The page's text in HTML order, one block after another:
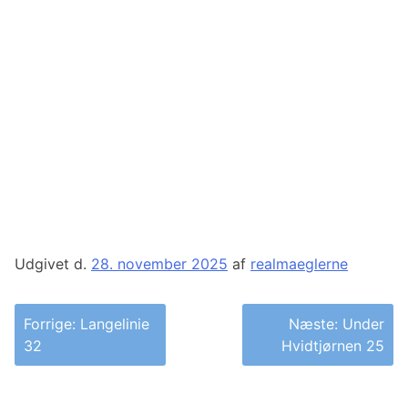
Udgivet d. 28. november 2025 af realmaeglerne
Indlægsnavigation
Forrige: Langelinie
32
Næste: Under
Hvidtjørnen 25